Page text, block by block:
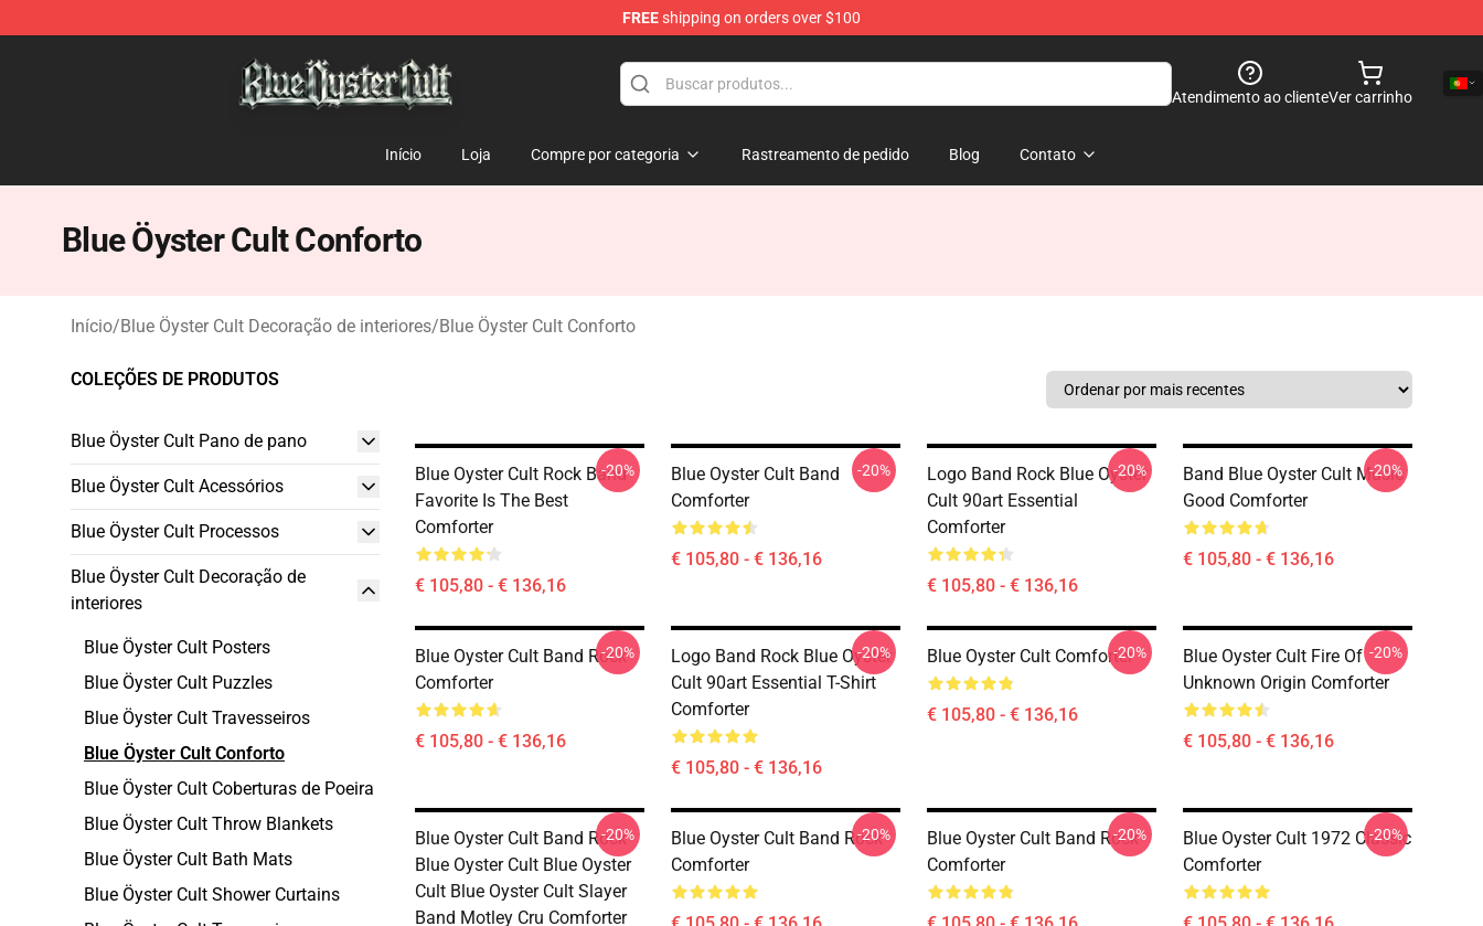
FREEshipping on orders over $100
Atendimento ao clienteVer carrinho
Início Loja Compre por categoria Rastreamento de pedido Blog Contato
Blue Öyster Cult Conforto
Início/Blue Öyster Cult Decoração de interiores/Blue Öyster Cult Conforto
COLEÇÕES DE PRODUTOS
Blue Öyster Cult Pano de pano
Blue Öyster Cult Acessórios
Blue Öyster Cult Processos
Blue Öyster Cult Decoração de
interiores
Blue Öyster Cult Posters
Blue Öyster Cult Puzzles
Blue Öyster Cult Travesseiros
Blue Öyster Cult Conforto
Blue Öyster Cult Coberturas de Poeira
Blue Öyster Cult Throw Blankets
Blue Öyster Cult Bath Mats
Blue Öyster Cult Shower Curtains
Blue Oyster Cult Rock Band
Favorite Is The Best
Comforter
€ 105,80 - € 136,16
-20%
Blue Oyster Cult Band
Comforter
€ 105,80 - € 136,16
-20%
Logo Band Rock Blue Oyster
Cult 90art Essential
Comforter
€ 105,80 - € 136,16
-20%
Band Blue Oyster Cult Music
Good Comforter
€ 105,80 - € 136,16
-20%
Blue Oyster Cult Band Rock
Comforter
€ 105,80 - € 136,16
-20%
Logo Band Rock Blue Oyster
Cult 90art Essential T-Shirt
Comforter
€ 105,80 - € 136,16
-20% Blue Oyster Cult Comforter
€ 105,80 - € 136,16
-20%
Blue Oyster Cult Fire Of
Unknown Origin Comforter
€ 105,80 - € 136,16
-20%
Blue Oyster Cult Band Rock
Blue Oyster Cult Blue Oyster
Cult Blue Oyster Cult Slayer
Band Motley Cru Comforter
-20%
Blue Oyster Cult Band Rock
Comforter
-20%
Blue Oyster Cult Band Rock
Comforter
-20%
Blue Oyster Cult 1972 Classic
Comforter
-20%